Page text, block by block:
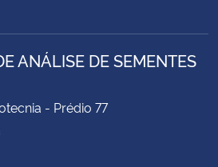
ANÁLISE DE SEMENTES
- Prédio 77